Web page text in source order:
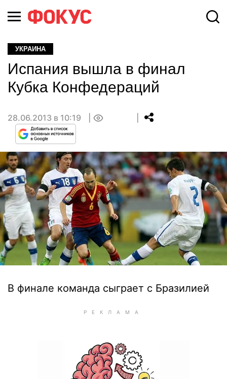
УКРАИНА
Испания вышла в финал
Кубка Конфедераций
28.06.2013 в 10:19
В финале команда сыграет с Бразилией